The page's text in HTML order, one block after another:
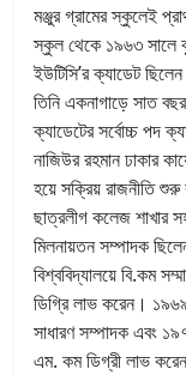
মঞ্জুর গ্রামের স্কুলেই
স্কুল থেকে ১৯৬৩ সালে
ইউটিসি’র ক্যাডেট
তিনি একনাগাড়ে সাত
ক্যাডেটের সর্বোচ্চ পদ
নাজিউর রহমান ঢাকার
হয়ে সক্রিয় রাজনীতি
ছাত্রলীগ কলেজ শাখার
মিলনায়তন সম্পাদক
বিশ্ববিদ্যালয়ে বি.কম
ডিগ্রি লাভ করেন। ১৯৬৯
সাধারণ সম্পাদক এবং
এম. কম ডিগ্রী লাভ